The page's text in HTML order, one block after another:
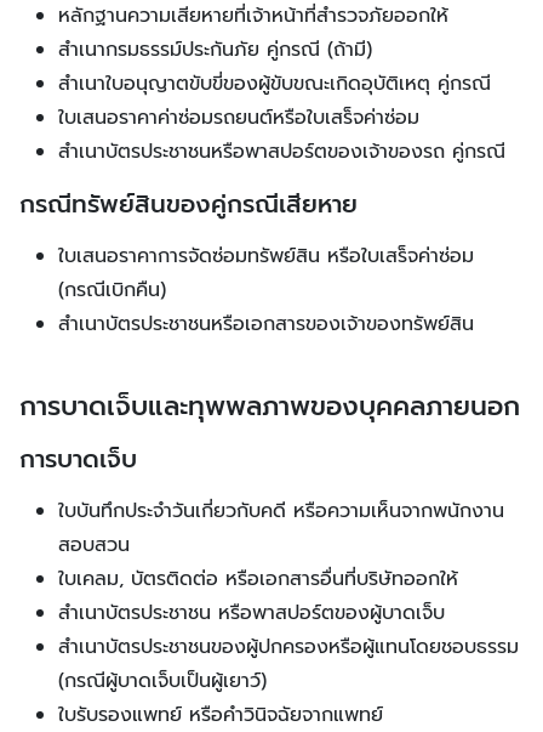
หลักฐานความเสียหายที่เจ้าหน้าที่สำรวจภัยออกให้
สำเนากรมธรรม์ประกันภัย คู่กรณี (ถ้ามี)
สำเนาใบอนุญาตขับขี่ของผู้ขับขณะเกิดอุบัติเหตุ คู่กรณี
ใบเสนอราคาค่าซ่อมรถยนต์หรือใบเสร็จค่าซ่อม
สำเนาบัตรประชาชนหรือพาสปอร์ตของเจ้าของรถ คู่กรณี
กรณีทรัพย์สินของคู่กรณีเสียหาย
ใบเสนอราคาการจัดซ่อมทรัพย์สิน หรือใบเสร็จค่าซ่อม
(กรณีเบิกคืน)
สำเนาบัตรประชาชนหรือเอกสารของเจ้าของทรัพย์สิน
การบาดเจ็บและทุพพลภาพของบุคคลภายนอก
การบาดเจ็บ
ใบบันทึกประจำวันเกี่ยวกับคดี หรือความเห็นจากพนักงาน
สอบสวน
ใบเคลม, บัตรติดต่อ หรือเอกสารอื่นที่บริษัทออกให้
สำเนาบัตรประชาชน หรือพาสปอร์ตของผู้บาดเจ็บ
สำเนาบัตรประชาชนของผู้ปกครองหรือผู้แทนโดยชอบธรรม
(กรณีผู้บาดเจ็บเป็นผู้เยาว์)
ใบรับรองแพทย์ หรือคำวินิจฉัยจากแพทย์